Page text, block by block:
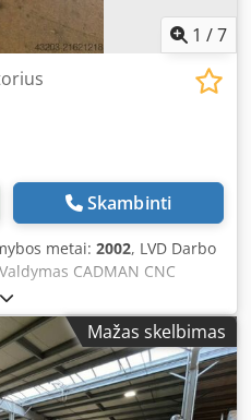
1 /7
Skambinti
metai: 2002, LVD Darbo
CADMAN CNC
8 mm Lakšto ilgis 1250
galingumo poreikis 13
erdvė apie 3600 x
1012 skylamušė yra labai
valdymo sistema yra
Mažas skelbimas